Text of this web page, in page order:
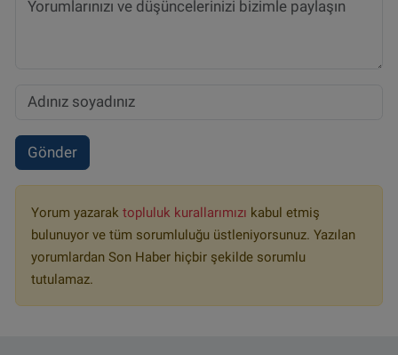
Gönder
Yorum yazarak topluluk kurallarımızı kabul etmiş
bulunuyor ve tüm sorumluluğu üstleniyorsunuz. Yazılan
yorumlardan Son Haber hiçbir şekilde sorumlu
tutulamaz.